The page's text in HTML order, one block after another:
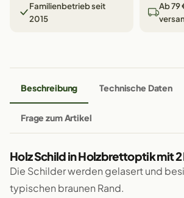
Familienbetrieb seit
2015
Ab 79
Beschreibung Technische Daten
Frage zum Artikel
Holz Schild in Holzbrettoptik mit 2
Die Schilder werden gelasert und
typischen braunen Rand.